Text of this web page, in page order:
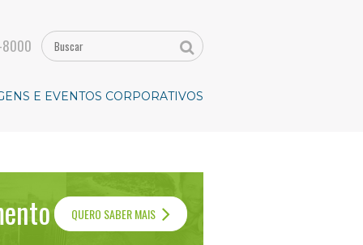
E EVENTOS CORPORATIVOS
QUERO SABER MAIS